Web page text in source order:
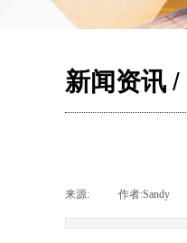
新闻资讯 /
来源: 作者:Sandy